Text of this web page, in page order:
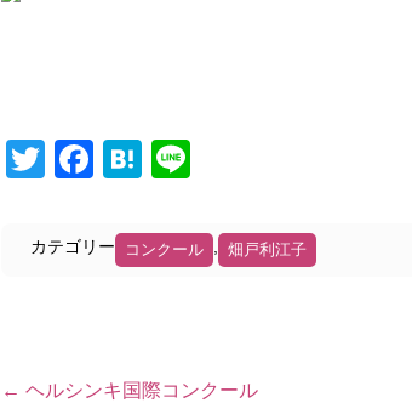
TwitterFacebook
Hatena
カテゴリー コンクール 畑戸利江子
← ヘルシンキ国際コンクール